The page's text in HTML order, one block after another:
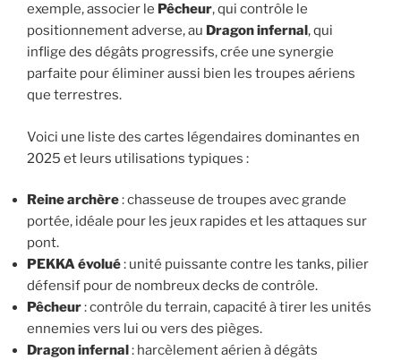
exemple, associer le Pêcheur, qui contrôle le
positionnement adverse, au Dragon infernal , qui
inflige des dégâts progressifs, crée une synergie
parfaite pour éliminer aussi bien les troupes aériens
que terrestres.
Voici une liste des cartes légendaires dominantes en
2025 et leurs utilisations typiques :
Reine archère: chasseuse de troupes avec grande
portée, idéale pour les jeux rapides et les attaques sur
pont.
PEKKA évolué: unité puissante contre les tanks, pilier
défensif pour de nombreux decks de contrôle.
Pêcheur: contrôle du terrain, capacité à tirer les unités
ennemies vers lui ou vers des pièges.
Dragon infernal : harcèlement aérien à dégâts